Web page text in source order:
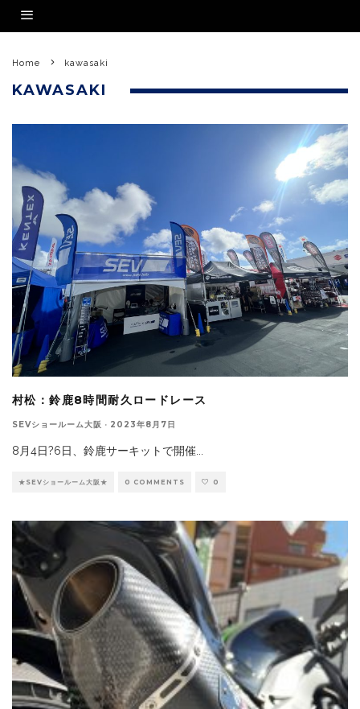
Home kawasaki
KAWASAKI
村松：鈴鹿8時間耐久ロードレース
SEVショールーム大阪 · 2023年8月7日
8月4日?6日、鈴鹿サーキットで開催
★SEVショールーム大阪★ 0 COMMENTS 0